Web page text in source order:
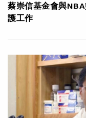
蔡崇信基金會與
護工作